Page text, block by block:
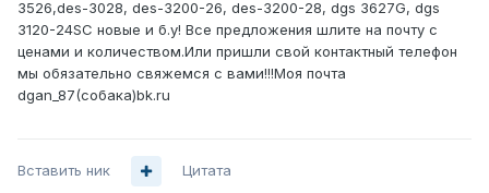
3526,des-3028, des-3200-26, des-3200-28, dgs 3627G, dgs
3120-24SC новые и б.у! Все предложения шлите на почту с
ценами и количеством.Или пришли свой контактный телефон
мы обязательно свяжемся с вами!!!Моя почта
dgan_87(собака)bk.ru
Вставить ник Цитата